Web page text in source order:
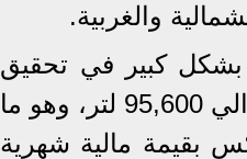
والغربية.
كبير في تحقيق
وفورات ملموسة من الوقود، حيث بلغ حجم التوفير الشهري حوالي 95,600 لتر، وهو ما
انعكس بقيمة مالية شهرية